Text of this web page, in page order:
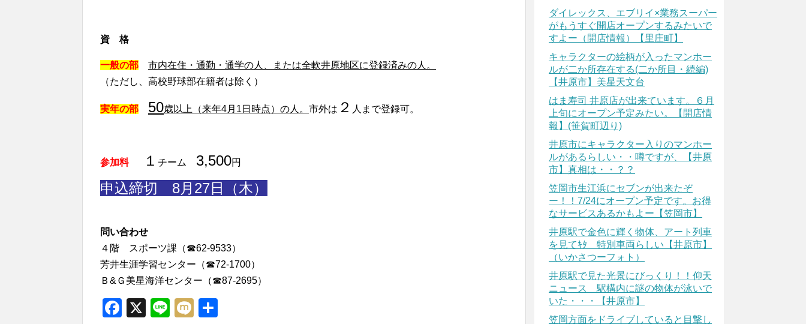
資 格
一般の部
市内在住・通勤・通学の人、または全軟井原地区に登録済みの人。
（ただし、高校野球部在籍者は除く）
実年の部 50歳以上（来年4月1日時点）の人。 市外は ２ 人まで登録可。
参加料 １ チーム 3,500円
申込締切 8月27日（木）
問い合わせ
４階 スポーツ課（☎62-9533）
芳井生涯学習センター（☎72-1700）
Ｂ&Ｇ美星海洋センター（☎87-2695）
Facebook
X LineMixi
ダイレックス、エブリイ×業務スーパー
がもうすぐ開店オープンするみたいで
すよー（開店情報）【里庄町】
キャラクターの絵柄が入ったマンホー
ルが二か所存在する(二か所目・続編)
【井原市】美星天文台
はま寿司 井原店が出来ています。６月
上旬にオープン予定みたい。【開店情
報】(笹賀町辺り)
井原市にキャラクター入りのマンホー
ルがあるらしい・・噂ですが、【井原
市】真相は・・？？
笠岡市生江浜にセブンが出来たぞ
ー！！7/24にオープン予定です。お得
なサービスあるかもよー【笠岡市】
井原駅で金色に輝く物体、アート列車
を見てｷﾀ 特別車両らしい【井原市】
（いかさつーフォト）
井原駅で見た光景にびっくり！！仰天
ニュース 駅構内に謎の物体が泳いで
いた・・・【井原市】
笠岡方面をドライブしていると目撃し